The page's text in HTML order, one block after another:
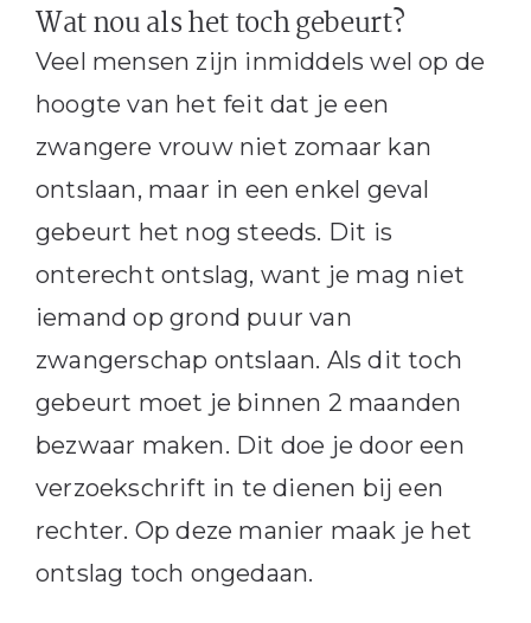
Wat nou als het toch gebeurt?
Veel mensen zijn inmiddels wel op de
hoogte van het feit dat je een
zwangere vrouw niet zomaar kan
ontslaan, maar in een enkel geval
gebeurt het nog steeds. Dit is
onterecht ontslag, want je mag niet
iemand op grond puur van
zwangerschap ontslaan. Als dit toch
gebeurt moet je binnen 2 maanden
bezwaar maken. Dit doe je door een
verzoekschrift in te dienen bij een
rechter. Op deze manier maak je het
ontslag toch ongedaan.